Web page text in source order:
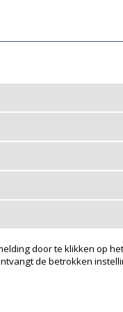
door te klikken op
de betrokken